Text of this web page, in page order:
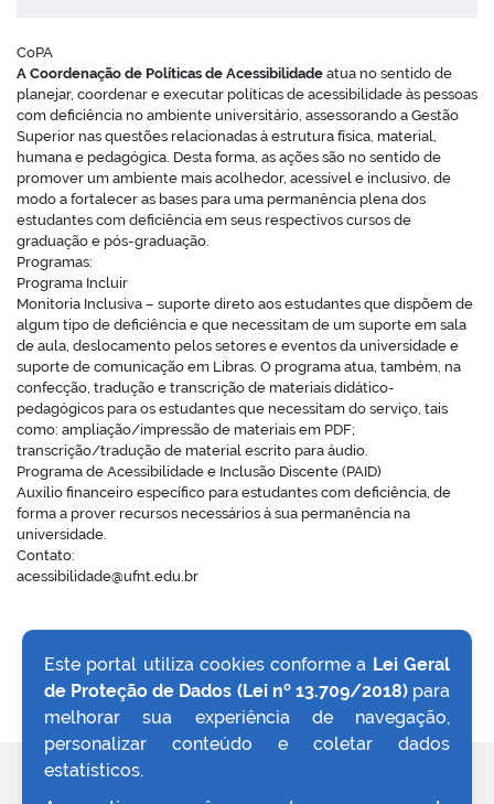
portal
CoPA
A Coordenação de Políticas de Acessibilidade atua no sentido de
planejar, coordenar e executar políticas de acessibilidade às pessoas
com deficiência no ambiente universitário, assessorando a Gestão
Superior nas questões relacionadas à estrutura física, material,
humana e pedagógica. Desta forma, as ações são no sentido de
promover um ambiente mais acolhedor, acessível e inclusivo, de
modo a fortalecer as bases para uma permanência plena dos
estudantes com deficiência em seus respectivos cursos de
graduação e pós-graduação.
Programas:
Programa Incluir
Monitoria Inclusiva – suporte direto aos estudantes que dispõem de
algum tipo de deficiência e que necessitam de um suporte em sala
de aula, deslocamento pelos setores e eventos da universidade e
suporte de comunicação em Libras. O programa atua, também, na
confecção, tradução e transcrição de materiais didático-
pedagógicos para os estudantes que necessitam do serviço, tais
como: ampliação/impressão de materiais em PDF;
transcrição/tradução de material escrito para áudio.
Programa de Acessibilidade e Inclusão Discente (PAID)
Auxílio financeiro específico para estudantes com deficiência, de
forma a prover recursos necessários à sua permanência na
universidade.
Contato:
acessibilidade@ufnt.edu.br
VOLTAR AO TOPO
Este portal utiliza cookies conforme a Lei Geral
de Proteção de Dados (Lei nº 13.709/2018)para
melhorar sua experiência de navegação,
personalizar conteúdo e coletar dados
estatísticos.